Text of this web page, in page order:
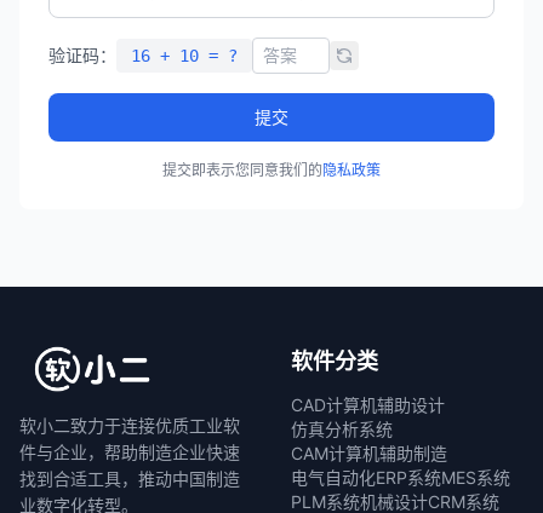
验证码： 16 + 10 = ?
提交
提交即表示您同意我们的隐私政策
软小二致力于连接优质工业软
件与企业，帮助制造企业快速
找到合适工具，推动中国制造
业数字化转型。
软件分类
CAD计算机辅助设计
仿真分析系统
CAM计算机辅助制造
电气自动化ERP系统MES系统
PLM系统机械设计CRM系统